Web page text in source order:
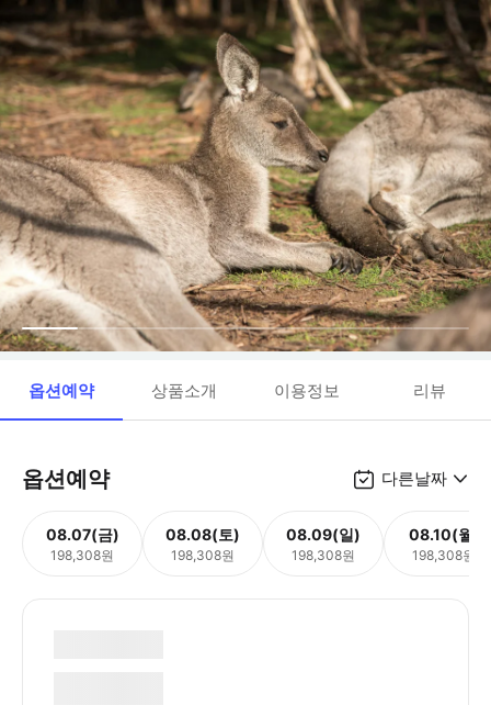
옵션예약 상품소개 이용정보 리뷰
옵션예약 다른날짜
08.07(금)
198,308원
08.08(토)
198,308원
08.09(일)
198,308원
08.10(월)
198,308원